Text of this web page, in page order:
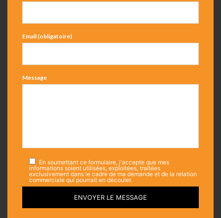
Email (obligatoire)
Message
En soumettant ce formulaire, j'accepte que mes
informations soient utilisées, exploitées, traitées
exclusivement dans le cadre de ma demande et de la relation
commerciale qui pourrait en découler.
ENVOYER LE MESSAGE